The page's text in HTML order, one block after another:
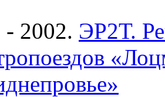
- 2002. ЭР2Т.